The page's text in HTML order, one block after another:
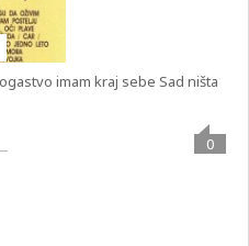
imam kraj sebe Sad ništa
0